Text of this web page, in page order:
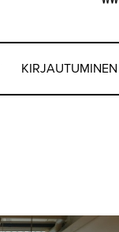
KIRJAUTUMINEN